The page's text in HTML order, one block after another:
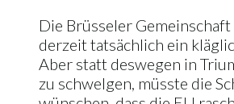
Die Brüsseler
derzeit tatsächlich ein
Aber statt deswegen in
zu schwelgen, müsste die